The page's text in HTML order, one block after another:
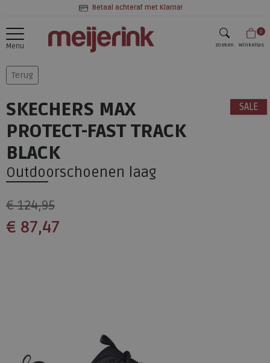
Betaal achteraf met Klarna!
Menu zoeken
0
Winkeltas
Terug
SALE
SKECHERS MAX
PROTECT-FAST TRACK
BLACK
Outdoorschoenen laag
€ 124,95
€ 87,47